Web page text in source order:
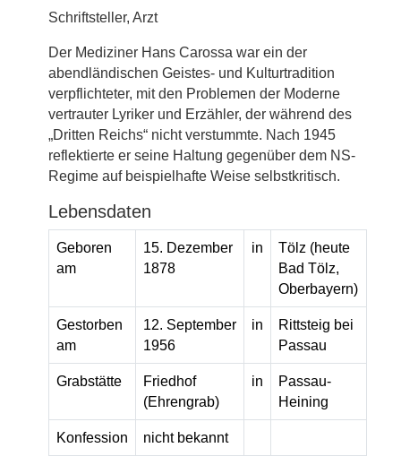
Schriftsteller, Arzt
Der Mediziner Hans Carossa war ein der
abendländischen Geistes- und Kulturtradition
verpflichteter, mit den Problemen der Moderne
vertrauter Lyriker und Erzähler, der während des
„Dritten Reichs“ nicht verstummte. Nach 1945
reflektierte er seine Haltung gegenüber dem NS-
Regime auf beispielhafte Weise selbstkritisch.
Lebensdaten
Geboren
am
15. Dezember
1878
in
Tölz (heute
Bad Tölz,
Oberbayern)
Gestorben
am
12. September
1956
in
Rittsteig bei
Passau
Grabstätte
Friedhof
(Ehrengrab)
in
Passau-
Heining
Konfession nicht bekannt